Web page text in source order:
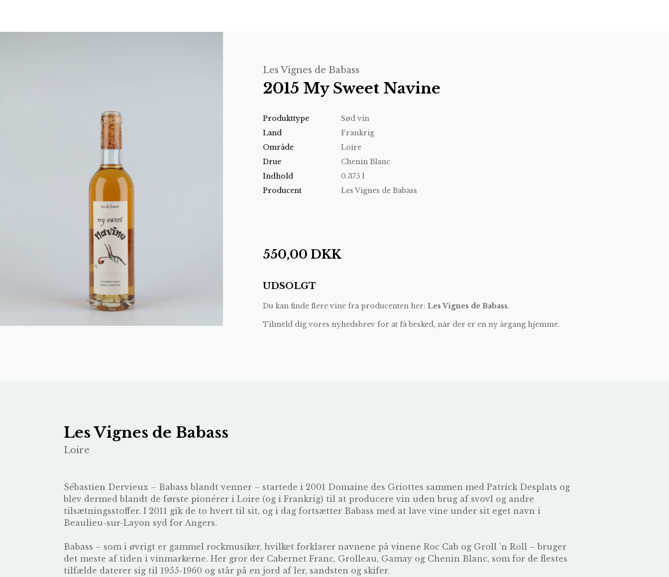
Les Vignes de Babass
2015 My Sweet Navine
Produkttype
Sød vin
Land
Frankrig
Område
Loire
Drue
Chenin Blanc
Indhold
0.375 l
Producent
Les Vignes de Babass
550,00 DKK
UDSOLGT
Du kan finde flere vine fra producenten her: Les Vignes de Babass.
Tilmeld dig vores nyhedsbrev for at få besked, når der er en ny årgang hjemme.
Les Vignes de Babass
Loire
Sébastien Dervieux – Babass blandt venner – startede i 2001 Domaine des Griottes sammen med Patrick Desplats og
blev dermed blandt de første pionérer i Loire (og i Frankrig) til at producere vin uden brug af svovl og andre
tilsætningsstoffer. I 2011 gik de to hvert til sit, og i dag fortsætter Babass med at lave vine under sit eget navn i
Beaulieu-sur-Layon syd for Angers.
Babass – som i øvrigt er gammel rockmusiker, hvilket forklarer navnene på vinene Roc Cab og Groll ’n Roll – bruger
det meste af tiden i vinmarkerne. Her gror der Cabernet Franc, Grolleau, Gamay og Chenin Blanc, som for de flestes
tilfælde daterer sig til 1955-1960 og står på en jord af ler, sandsten og skifer.